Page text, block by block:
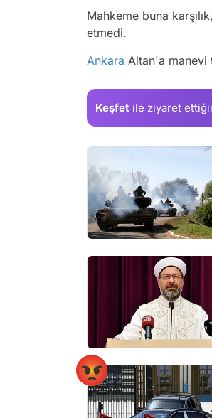
Mahkeme buna
etmedi.
Ankara Altan'a manevi
Keşfet ile ziyaret